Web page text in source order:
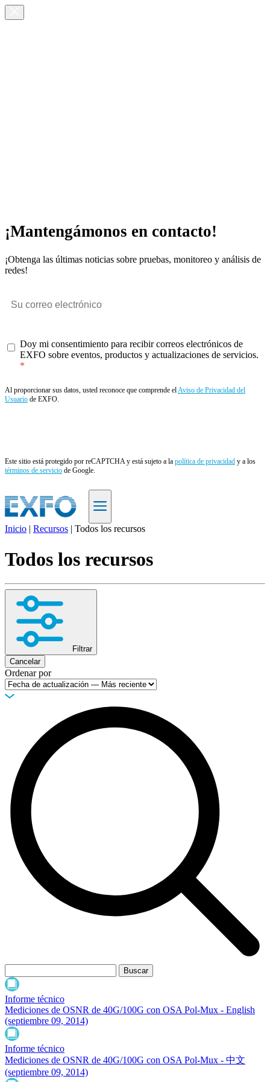
¡Mantengámonos en contacto!
¡Obtenga las últimas noticias sobre pruebas, monitoreo y análisis de
redes!
Doy mi consentimiento para recibir correos electrónicos de
EXFO sobre eventos, productos y actualizaciones de servicios.
Al proporcionar sus datos, usted reconoce que comprende elAviso de Privacidad del
Usuario de EXFO.
Este sitio está protegido por reCAPTCHA y está sujeto a la política de privacidad y a los
términos de servicio de Google.
Productos
Asistencia
Servicios
Cómo
comprar
Recursos
Contacto
RegistrarseIniciar
sesión
Carreras
Socios
Proveedores
Inicio | Recursos | Todos los recursos
Todos los recursos
Filtrar
Cancelar
Ordenar por
Informe técnico
Mediciones de OSNR de 40G/100G con OSA Pol-Mux - English
(septiembre 09, 2014)
Informe técnico
Mediciones de OSNR de 40G/100G con OSA Pol-Mux - 中文
(septiembre 09, 2014)